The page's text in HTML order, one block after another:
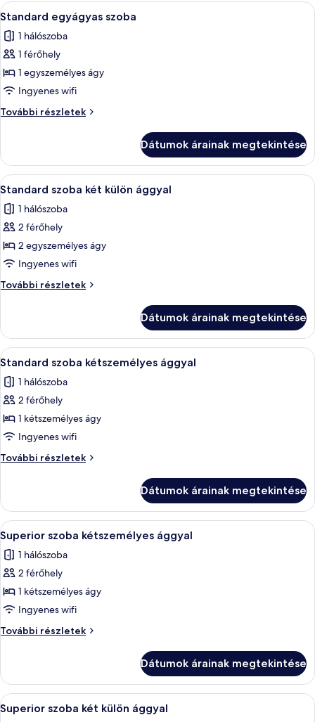
A
következő
szoba
összes
képének
megtekintése:
Standard
egyágyas
Egy szállodai szoba, amelyben
10
Standard egyágyas szoba
1 hálószoba
1 férőhely
1 egyszemélyes ágy
Ingyenes wifi
További részletek
Standard
részletei
Dátumok árainak megtekintése
A
következő
szoba
összes
képének
megtekintése:
Standard
szoba
külön
ággyal
Egy kétágyas szoba, mennyezeti
5
Standard szoba két külön ággyal
1 hálószoba
2 férőhely
2 egyszemélyes ágy
Ingyenes wifi
További részletek
Standard
ággyal
további
részletei
Dátumok árainak megtekintése
A
következő
szoba
összes
képének
megtekintése:
Standard
szoba
ággyal
Egy szállodai szoba, amelyben van
5
Standard szoba kétszemélyes ággyal
1 hálószoba
2 férőhely
1 kétszemélyes ágy
Ingyenes wifi
További részletek
Standard
további
részletei
Dátumok árainak megtekintése
A
következő
szoba
összes
képének
megtekintése:
Superior
szoba
ággyal
Superior szoba kétszemélyes
1
Superior szoba kétszemélyes ággyal
1 hálószoba
2 férőhely
1 kétszemélyes ágy
Ingyenes wifi
További részletek
Superior
további
részletei
Dátumok árainak megtekintése
A
következő
Superior szoba két külön ággyal |
1
Superior szoba két külön ággyal